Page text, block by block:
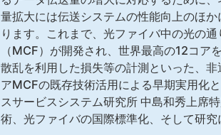
量拡大には伝送システムの性能向上のほ
ります。これまで、光ファイバ中の光の
（MCF）が開発され、世界最高の12コ
散乱を利用した損失等の計測といった、
アMCFの既存技術活用による早期実用化
スサービスシステム研究所 中島和秀上席
術、光ファイバの国際標準化、そして研